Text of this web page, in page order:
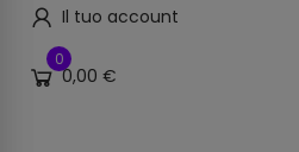
Il tuo account
0
0,00 €